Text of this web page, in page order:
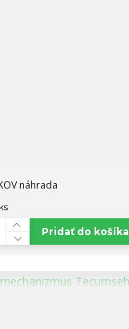
náhrada
ks
Pridať do košíka